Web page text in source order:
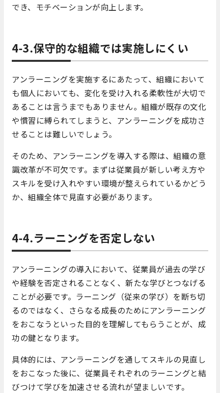
でき、モチベーションが向上します。
4-3.保守的な組織では実施しにくい
アンラーニングを実施するにあたって、組織において
も個人においても、変化を受け入れる柔軟性が大切で
あることは言うまでもありません。組織が既存の文化
や慣習に縛られてしまうと、アンラーニングを成功さ
せることは難しいでしょう。
そのため、アンラーニングを導入する際は、組織の意
識改革が不可欠です。まずは従業員が新しい考え方や
スキルを受け入れやすい環境が整えられているかどう
か、組織全体で見直す必要があります。
4-4.ラーニングを否定しない
アンラーニングの導入において、従業員が過去の学び
や経験を否定されることなく、新たな学びとつなげる
ことが必要です。ラーニング（従来の学び）を断ち切
るのではなく、さらなる成長のためにアンラーニング
をおこなうといった目的を理解してもらうことが、成
功の鍵となります。
具体的には、アンラーニングを通してスキルの見直し
をおこなった後に、従業員それぞれのラーニングと結
びつけて学びを加速させる流れが望ましいです。